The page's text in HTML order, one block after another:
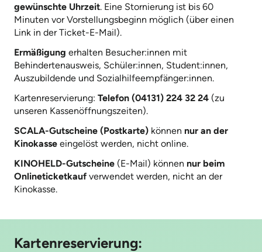
gewünschte Uhrzeit. Eine Stornierung ist bis 60
Minuten vor Vorstellungsbeginn möglich (über einen
Link in der Ticket-E-Mail).
Ermäßigung erhalten Besucher:innen mit
Behindertenausweis, Schüler:innen, Student:innen,
Auszubildende und Sozialhilfeempfänger:innen.
Kartenreservierung: Telefon (04131) 224 32 24 (zu
unseren Kassenöffnungszeiten).
SCALA-Gutscheine (Postkarte) können nur an der
Kinokasse eingelöst werden, nicht online.
KINOHELD-Gutscheine (E-Mail) können nur beim
Onlineticketkauf verwendet werden, nicht an der
Kinokasse.
Kartenreservierung: